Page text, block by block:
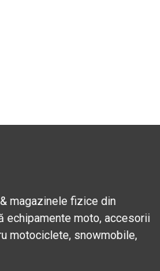
magazinele fizice din
echipamente moto, accesorii
motociclete, snowmobile,